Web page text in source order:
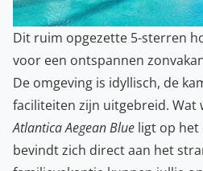
Dit ruim opgezette 5-sterren
voor een ontspannen
De omgeving is idyllisch, de
faciliteiten zijn uitgebreid. Wat
Atlantica Aegean Blue ligt op het
bevindt zich direct aan het